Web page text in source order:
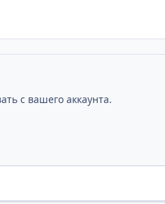
с вашего аккаунта.